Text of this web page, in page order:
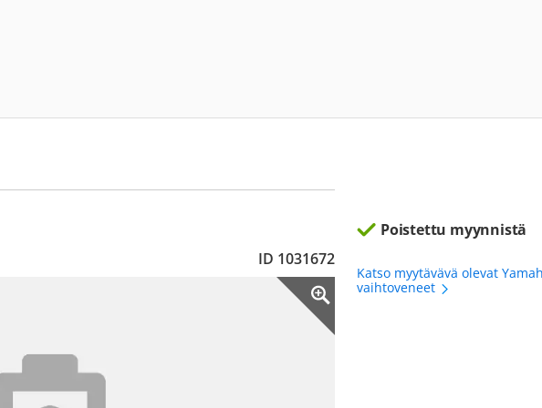
ID 1031672
Poistettu myynnistä
Katso myytävävä olevat
vaihtoveneet